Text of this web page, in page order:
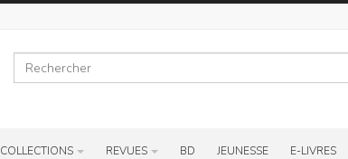
COLLECTIONS REVUES BD JEUNESSE E-LIVRES